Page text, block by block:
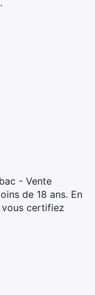
- Vente
de 18 ans. En
vous certifiez